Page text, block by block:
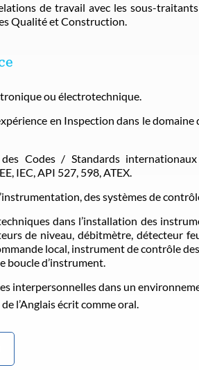
de travail avec les sous-
Qualité et Construction.
ou électrotechnique.
en Inspection dans le
Codes / Standards
IEC, API 527, 598, ATEX.
des systèmes de
dans l’installation des
de niveau, débitmètre, détecteur
local, instrument de contrôle
boucle d’instrument.
interpersonnelles dans un
l’Anglais écrit comme oral.